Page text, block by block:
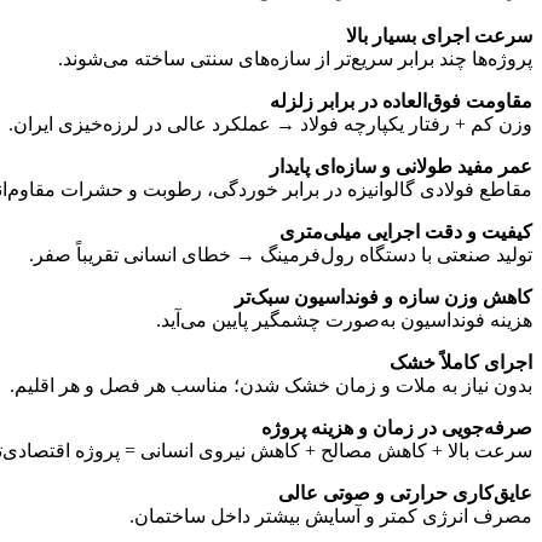
سرعت اجرای بسیار بالا
پروژه‌ها چند برابر سریع‌تر از سازه‌های سنتی ساخته می‌شوند.
مقاومت فوق‌العاده در برابر زلزله
وزن کم + رفتار یکپارچه فولاد → عملکرد عالی در لرزه‌خیزی ایران.
عمر مفید طولانی و سازه‌ای پایدار
مقاطع فولادی گالوانیزه در برابر خوردگی، رطوبت و حشرات
کیفیت و دقت اجرایی میلی‌متری
تولید صنعتی با دستگاه رول‌فرمینگ → خطای انسانی تقریباً صفر.
کاهش وزن سازه و فونداسیون سبک‌تر
هزینه فونداسیون به‌صورت چشمگیر پایین می‌آید.
اجرای کاملاً خشک
بدون نیاز به ملات و زمان خشک شدن؛ مناسب هر فصل و هر اقلیم.
صرفه‌جویی در زمان و هزینه پروژه
سرعت بالا + کاهش مصالح + کاهش نیروی انسانی = پروژه
عایق‌کاری حرارتی و صوتی عالی
مصرف انرژی کمتر و آسایش بیشتر داخل ساختمان.